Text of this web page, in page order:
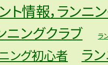
ト情報，ランニ
ニングクラブ ラ
ング初心者 ラ